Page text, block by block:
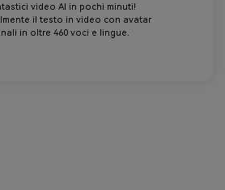
video AI in pochi minuti!
il testo in video con avatar
in oltre 460 voci e lingue.